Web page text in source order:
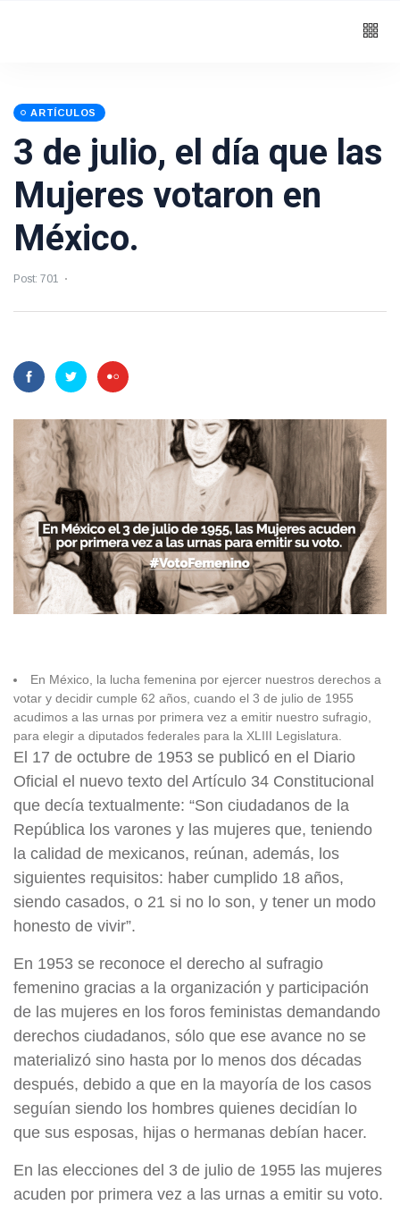
ARTÍCULOS
3 de julio, el día que las
Mujeres votaron en
México.
Post: 701
En México, la lucha femenina por ejercer nuestros derechos a
votar y decidir cumple 62 años, cuando el 3 de julio de 1955
acudimos a las urnas por primera vez a emitir nuestro sufragio,
para elegir a diputados federales para la XLIII Legislatura.
El 17 de octubre de 1953 se publicó en el Diario
Oficial el nuevo texto del Artículo 34 Constitucional
que decía textualmente: “Son ciudadanos de la
República los varones y las mujeres que, teniendo
la calidad de mexicanos, reúnan, además, los
siguientes requisitos: haber cumplido 18 años,
siendo casados, o 21 si no lo son, y tener un modo
honesto de vivir”.
En 1953 se reconoce el derecho al sufragio
femenino gracias a la organización y participación
de las mujeres en los foros feministas demandando
derechos ciudadanos, sólo que ese avance no se
materializó sino hasta por lo menos dos décadas
después, debido a que en la mayoría de los casos
seguían siendo los hombres quienes decidían lo
que sus esposas, hijas o hermanas debían hacer.
En las elecciones del 3 de julio de 1955 las mujeres
acuden por primera vez a las urnas a emitir su voto.